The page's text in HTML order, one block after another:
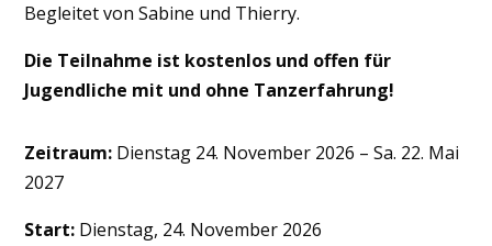
Begleitet von Sabine und Thierry.
Die Teilnahme ist kostenlos und offen für
Jugendliche mit und ohne Tanzerfahrung!
Zeitraum: Dienstag 24. November 2026 – Sa. 22. Mai
2027
Start: Dienstag, 24. November 2026